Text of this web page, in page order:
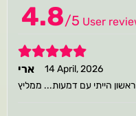
4.8/5 User
5
ארי
14 April, 2026
הייתי עם דמעות... ממליץ